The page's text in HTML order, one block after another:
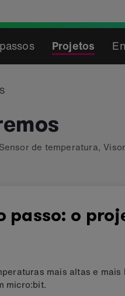
Projetos
Sensor de temperatura,
passo: o
mais altas e
micro:bit.